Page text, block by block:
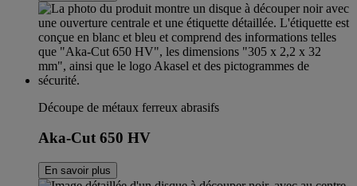
Découpe de métaux ferreux abrasifs
Aka-Cut 650 HV
En savoir plus